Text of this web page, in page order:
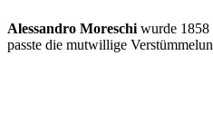
Alessandro Moreschi wurde 1858
passte die mutwillige